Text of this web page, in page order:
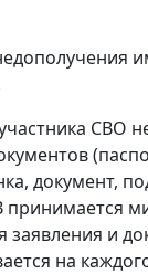
СВО
документ,
заявления и
на